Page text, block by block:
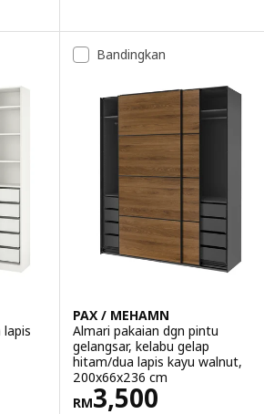
Bandingkan
PAX / MEHAMN
Almari pakaian dgn pintu
gelangsar, kelabu gelap
hitam/dua lapis kayu walnut,
200x66x236 cm
RM3,500
Harga RM 3500